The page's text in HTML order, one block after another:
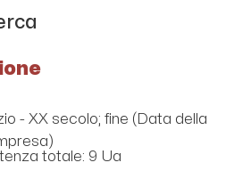
- XX secolo; fine (Data della
totale: 9 Ua